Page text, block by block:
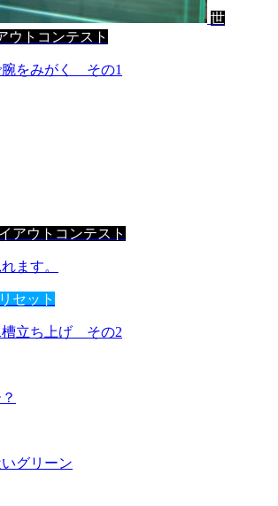
世
ウトコンテスト
腕をみがく その1
アウトコンテスト
ます。
セット
槽立ち上げ その2
グリーン